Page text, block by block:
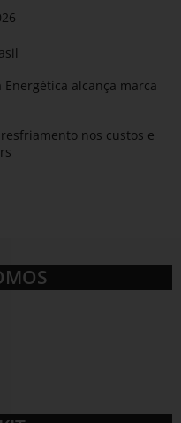
alcança marca
nos custos e